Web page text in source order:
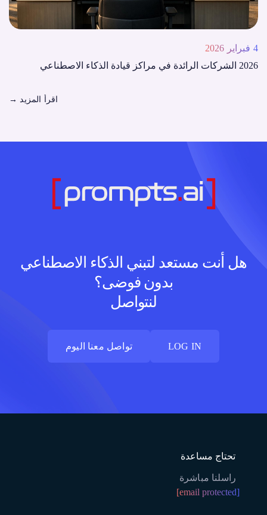
4 فبراير 2026
2026 الشركات الرائدة في مراكز قيادة الذكاء الاصطناعي
اقرأ المزيد →
هل أنت مستعد لتبني الذكاء الاصطناعي
بدون فوضى؟
لنتواصل
تواصل معنا اليوم
LOG IN
تحتاج مساعدة
راسلنا مباشرة
[email protected]